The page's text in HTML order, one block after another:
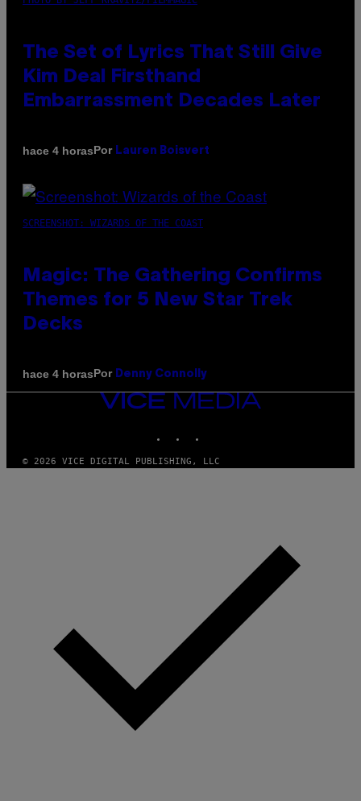
The Set of Lyrics That Still Give
Kim Deal Firsthand
Embarrassment Decades Later
hace 4 horasPor Lauren Boisvert
SCREENSHOT: WIZARDS OF THE COAST
Magic: The Gathering Confirms
Themes for 5 New Star Trek
Decks
hace 4 horasPor Denny Connolly
VICE
© 2026 VICE DIGITAL PUBLISHING, LLC